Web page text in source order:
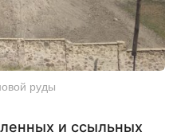
руды
и ссыльных